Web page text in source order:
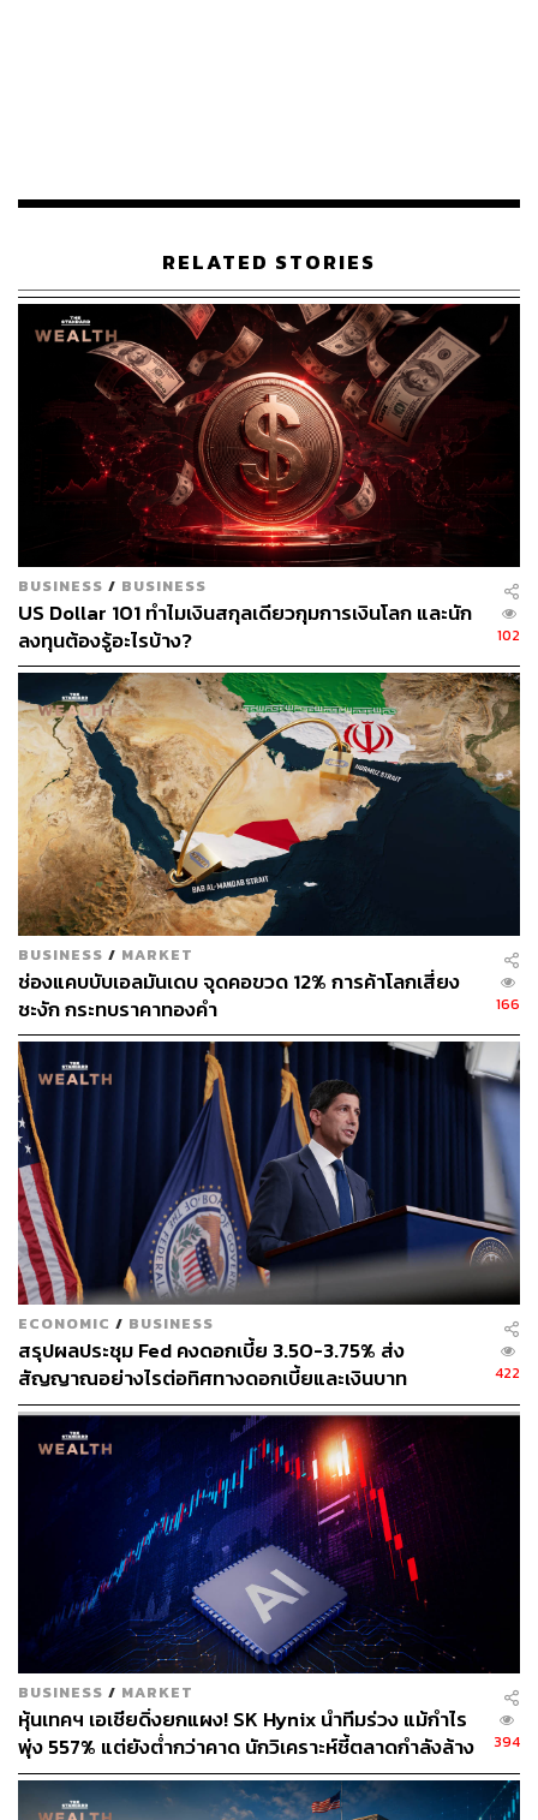
“อุปสรรคต่อการเติบโตของกำไรของบริษัทค่อนข้างจะถูก
มองข้าม เรายังคงคิดว่าเงินเฟ้อและ GDP ที่อ่อนตัวลงทำให้
อัตรากำไรมีความเสี่ยงว่าจะลดลง” Fowler กล่าว
www.bloomberg.com/news/articles/2024-01-15/inter
est-rate-cuts-aren-t-good-news-for-profit-forecasts-his
tory-shows?sref=CVqPBMVg
สามารถติดตาม THE STANDARD WEALTH
ผ่านแอปพลิเคชันต่างๆ ที่คุณสะดวกหรือใช้งานอยู่แล้วได้เลย
TAGS: ผลกำไร ตลาดหุ้น
ธนาคารกลางสหรัฐฯ (Fed)
อัตราดอกเบี้ย
484
ABOUT THE AUTHOR
ปวินท์ ประวีณวิทย์
Junior Content Creator ประจำกอง
บรรณาธิการข่าว THE STANDARD
WEALTH
RELATED STORIES
BUSINESS / BUSINESS
US Dollar 101 ทำไมเงินสกุลเดียวกุมการเงินโลก และนัก
ลงทุนต้องรู้อะไรบ้าง?
102
BUSINESS / MARKET
ช่องแคบบับเอลมันเดบ จุดคอขวด 12% การค้าโลกเสี่ยง
ชะงัก กระทบราคาทองคำ
166
ECONOMIC / BUSINESS
สรุปผลประชุม Fed คงดอกเบี้ย 3.50-3.75% ส่ง
สัญญาณอย่างไรต่อทิศทางดอกเบี้ยและเงินบาท
422
BUSINESS / MARKET
หุ้นเทคฯ เอเชียดิ่งยกแผง! SK Hynix นำทีมร่วง แม้กำไร
พุ่ง 557% แต่ยังต่ำกว่าคาด นักวิเคราะห์ชี้ตลาดกำลังล้าง
‘ฟองสบู่’ AI
394